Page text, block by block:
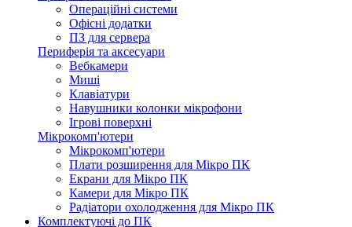
Операційні системи
Офісні додатки
ПЗ для сервера
Периферія та аксесуари
Вебкамери
Миші
Клавіатури
Навушники колонки мікрофони
Ігрові поверхні
Мікрокомп'ютери
Мікрокомп'ютери
Плати розширення для Мікро ПК
Екрани для Мікро ПК
Камери для Мікро ПК
Радіатори охолодження для Мікро ПК
Комплектуючі до ПК